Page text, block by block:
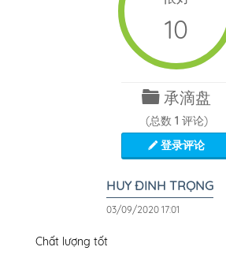
10
承滴盘
(总数 1 评论)
登录评论
HUY ĐINH TRỌNG
03/09/2020 17:01
Chất lượng tốt